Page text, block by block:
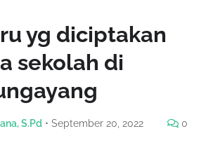
yg diciptakan
sekolah di
S.Pd • September 20, 2022 0